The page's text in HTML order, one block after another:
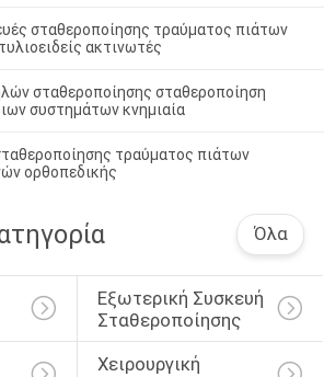
σταθεροποίησης τραύματος πιάτων
ακτινωτές
σταθεροποίησης σταθεροποίηση
συστημάτων κνημιαία
τραύματος πιάτων
ορθοπεδικής
Όλα
Εξωτερική Συσκευή
Σταθεροποίησης
Χειρουργική